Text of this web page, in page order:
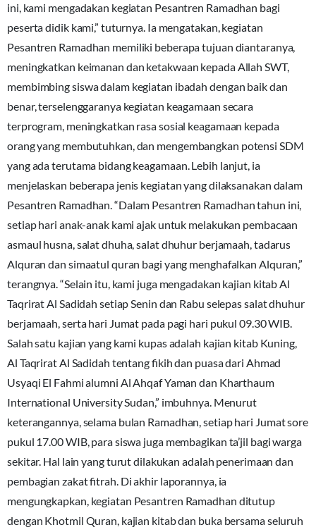
ini, kami mengadakan kegiatan Pesantren Ramadhan bagi
peserta didik kami,” tuturnya. Ia mengatakan, kegiatan
Pesantren Ramadhan memiliki beberapa tujuan diantaranya,
meningkatkan keimanan dan ketakwaan kepada Allah SWT,
membimbing siswa dalam kegiatan ibadah dengan baik dan
benar, terselenggaranya kegiatan keagamaan secara
terprogram, meningkatkan rasa sosial keagamaan kepada
orang yang membutuhkan, dan mengembangkan potensi SDM
yang ada terutama bidang keagamaan. Lebih lanjut, ia
menjelaskan beberapa jenis kegiatan yang dilaksanakan dalam
Pesantren Ramadhan. “Dalam Pesantren Ramadhan tahun ini,
setiap hari anak-anak kami ajak untuk melakukan pembacaan
asmaul husna, salat dhuha, salat dhuhur berjamaah, tadarus
Alquran dan simaatul quran bagi yang menghafalkan Alquran,”
terangnya. “Selain itu, kami juga mengadakan kajian kitab Al
Taqrirat Al Sadidah setiap Senin dan Rabu selepas salat dhuhur
berjamaah, serta hari Jumat pada pagi hari pukul 09.30 WIB.
Salah satu kajian yang kami kupas adalah kajian kitab Kuning,
Al Taqrirat Al Sadidah tentang fikih dan puasa dari Ahmad
Usyaqi El Fahmi alumni Al Ahqaf Yaman dan Kharthaum
International University Sudan,” imbuhnya. Menurut
keterangannya, selama bulan Ramadhan, setiap hari Jumat sore
pukul 17.00 WIB, para siswa juga membagikan ta’jil bagi warga
sekitar. Hal lain yang turut dilakukan adalah penerimaan dan
pembagian zakat fitrah. Di akhir laporannya, ia
mengungkapkan, kegiatan Pesantren Ramadhan ditutup
dengan Khotmil Quran, kajian kitab dan buka bersama seluruh